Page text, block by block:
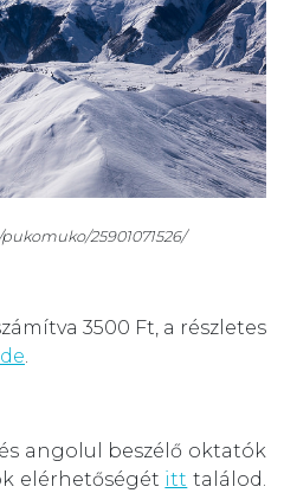
25901071526/
3500 Ft, a részletes
.
angolul beszélő oktatók
elérhetőségét itt találod.